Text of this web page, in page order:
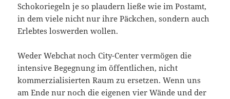
Schokoriegeln je so plaudern ließe wie im Postamt,
in dem viele nicht nur ihre Päckchen, sondern auch
Erlebtes loswerden wollen.
Weder Webchat noch City-Center vermögen die
intensive Begegnung im öffentlichen, nicht
kommerzialisierten Raum zu ersetzen. Wenn uns
am Ende nur noch die eigenen vier Wände und der